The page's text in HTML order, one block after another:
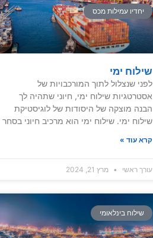
יחדיו עמילות מכס
שילוח ימי
לפני שנצלול לתוך המורכבויות של
אסטרטגיות שילוח ימי, חיוני שתהיה לך
הבנה מוצקה של היסודות של לוגיסטיקת
שילוח ימי. שילוח ימי הוא מרכיב חיוני בסחר
קרא עוד »
עורך ראשי מרץ 21, 2024
שילוח בינלאומי